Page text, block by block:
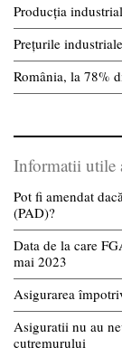
Producția
Prețurile
România, la 78%
Informatii utile
Pot fi amendat
(PAD)?
Data de la care
mai 2023
Asigurarea
Asiguratii nu au
cutremurului